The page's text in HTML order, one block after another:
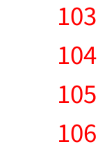
103
104
105
106